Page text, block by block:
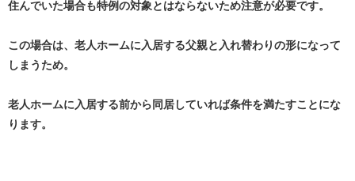
住んでいた場合も特例の対象とはならないため注意が必要です。
この場合は、老人ホームに入居する父親と入れ替わりの形になって
しまうため。
老人ホームに入居する前から同居していれば条件を満たすことにな
ります。